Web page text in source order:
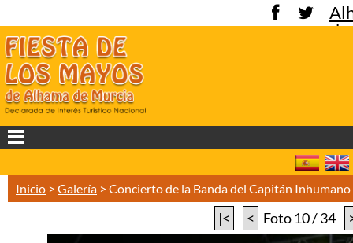
de
Inicio > Galería > Concierto de la Banda del Capitán
|< < Foto 10 / 34